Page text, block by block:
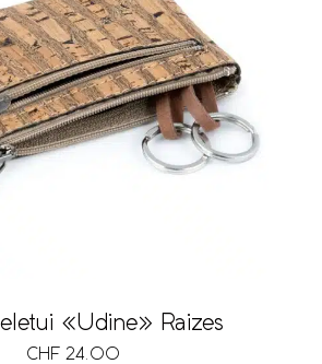
«Udine» Raizes
CHF 24.00